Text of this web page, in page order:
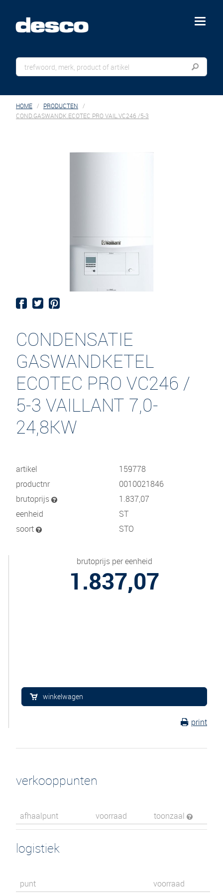
menu
HOME
PRODUCTEN
COND.GASWANDK.ECOTEC PRO VAIL.VC246 /5-3
CONDENSATIE
GASWANDKETEL
ECOTEC PRO VC246 /
5-3 VAILLANT 7,0-
24,8KW
artikel
159778
productnr
0010021846
brutoprijs
1.837,07
eenheid
ST
soort
STO
brutoprijs per eenheid
1.837,07
winkelwagen
print
verkooppunten
afhaalpunt voorraad toonzaal
logistiek
punt voorraad